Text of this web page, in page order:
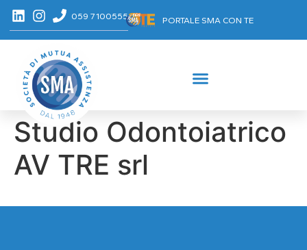
059 7100555 PORTALE SMA CON TE
Studio Odontoiatrico
AV TRE srl